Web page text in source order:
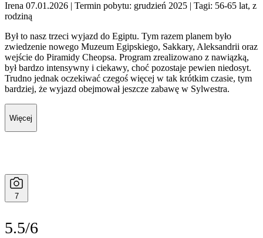
Irena 07.01.2026 | Termin pobytu: grudzień 2025 | Tagi: 56-65 lat, z
rodziną
Był to nasz trzeci wyjazd do Egiptu. Tym razem planem było
zwiedzenie nowego Muzeum Egipskiego, Sakkary, Aleksandrii oraz
wejście do Piramidy Cheopsa. Program zrealizowano z nawiązką,
był bardzo intensywny i ciekawy, choć pozostaje pewien niedosyt.
Trudno jednak oczekiwać czegoś więcej w tak krótkim czasie, tym
bardziej, że wyjazd obejmował jeszcze zabawę w Sylwestra.
Więcej
7
5.5/6